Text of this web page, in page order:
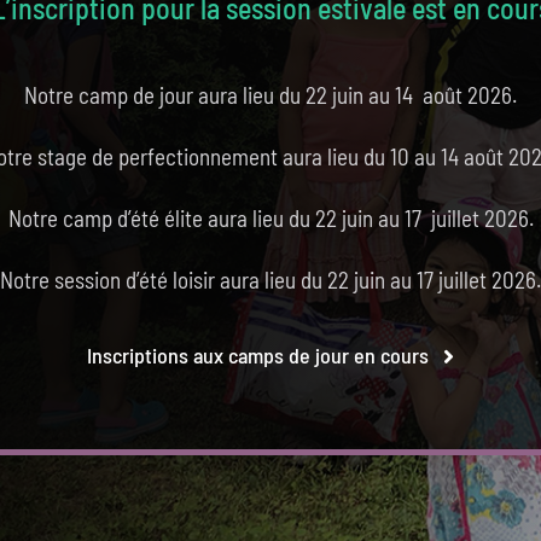
pour la session estivale est en
Notre camp de jour aura lieu du 22 juin au 14 août 2026.
stage de perfectionnement aura lieu du 10 au 14 août
Notre camp d’été élite aura lieu du 22 juin au 17 juillet 2026.
Notre session d’été loisir aura lieu du 22 juin au 17 juillet 2026.
Inscriptions aux camps de jour en cours